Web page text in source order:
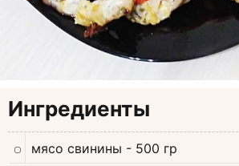
Ингредиенты
мясо свинины - 500 гр